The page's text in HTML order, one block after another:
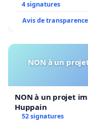
4 signatures
Avis de transparence
NON à un
NON à un projet
Huppain
52 signatures